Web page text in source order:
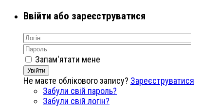
Ввійти або зареєструватися
Запам'ятати мене
Увійти
Не маєте облікового запису? Зареєструватися
Забули свій пароль?
Забули свій логін?